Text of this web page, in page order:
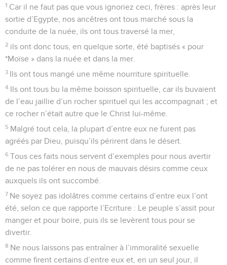
1 Car il ne faut pas que vous ignoriez ceci, frères : après leur
sortie d’Egypte, nos ancêtres ont tous marché sous la
conduite de la nuée, ils ont tous traversé la mer,
2 ils ont donc tous, en quelque sorte, été baptisés « pour
*Moïse » dans la nuée et dans la mer.
3 Ils ont tous mangé une même nourriture spirituelle.
4 Ils ont tous bu la même boisson spirituelle, car ils buvaient
de l’eau jaillie d’un rocher spirituel qui les accompagnait ; et
ce rocher n’était autre que le Christ lui-même.
5 Malgré tout cela, la plupart d’entre eux ne furent pas
agréés par Dieu, puisqu’ils périrent dans le désert.
6 Tous ces faits nous servent d’exemples pour nous avertir
de ne pas tolérer en nous de mauvais désirs comme ceux
auxquels ils ont succombé.
7 Ne soyez pas idolâtres comme certains d’entre eux l’ont
été, selon ce que rapporte l’Ecriture : Le peuple s’assit pour
manger et pour boire, puis ils se levèrent tous pour se
divertir.
8 Ne nous laissons pas entraîner à l’immoralité sexuelle
comme firent certains d’entre eux et, en un seul jour, il